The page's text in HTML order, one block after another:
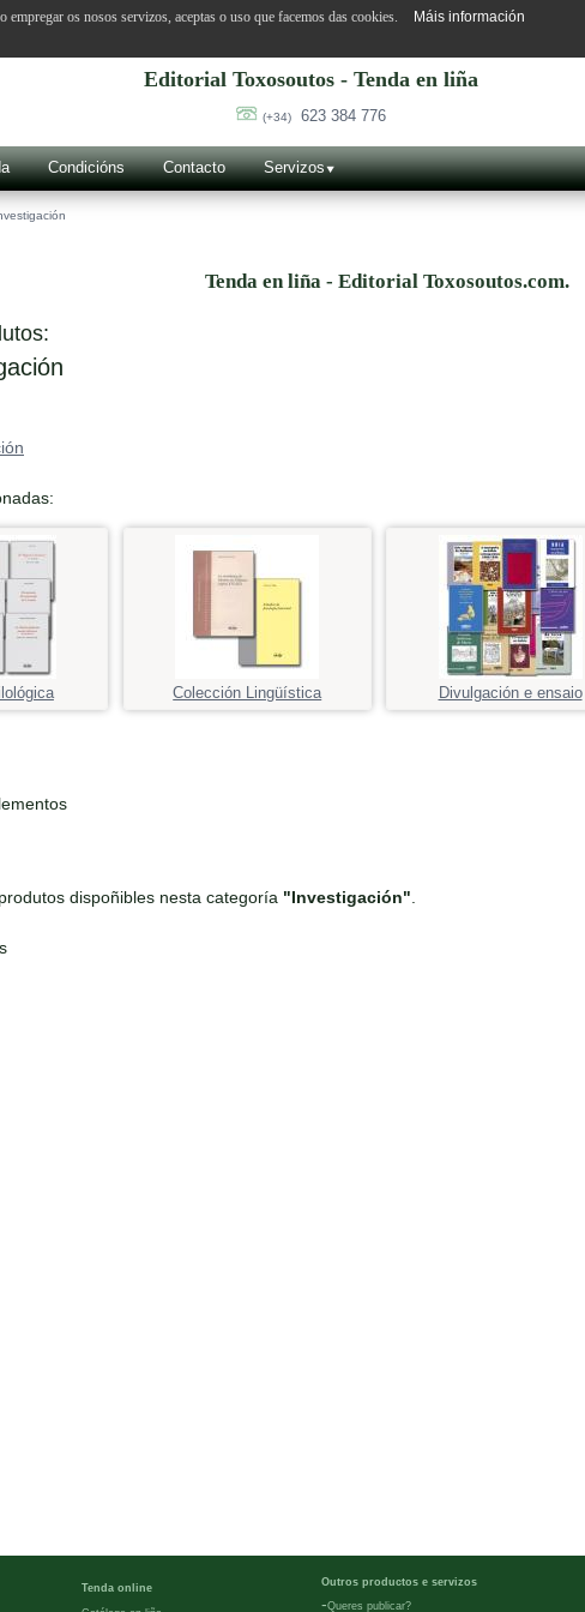
Editorial Toxosoutos - Tenda en liña
(+34) 623 384 776
Condicións Contacto Servizos
Tenda en liña - Editorial Toxosoutos.com.
Colección Lingüística Divulgación e ensaio
dispoñibles nesta categoría "Investigación"
Tenda online Outros productos e servizos
-Queres publicar?
os nosos servizos, aceptas o uso que facemos das cookies. Máis información